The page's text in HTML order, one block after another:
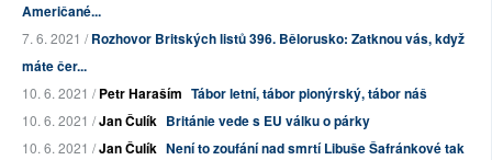
Američané...
7. 6. 2021 /Rozhovor Britských listů 396. Bělorusko: Zatknou vás, když
máte čer...
10. 6. 2021 /Petr Haraším Tábor letní, tábor pionýrský, tábor náš
10. 6. 2021 /Jan Čulík Británie vede s EU válku o párky
10. 6. 2021 /Jan Čulík Není to zoufání nad smrtí Libuše Šafránkové tak